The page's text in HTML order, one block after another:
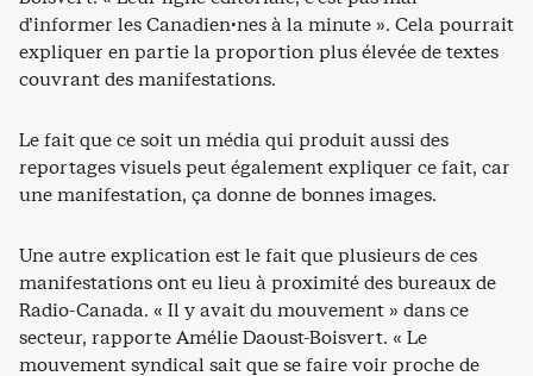
d’informer les Canadien·nes à la minute ». Cela pourrait
expliquer en partie la proportion plus élevée de textes
couvrant des manifestations.
Le fait que ce soit un média qui produit aussi des
reportages visuels peut également expliquer ce fait, car
une manifestation, ça donne de bonnes images.
Une autre explication est le fait que plusieurs de ces
manifestations ont eu lieu à proximité des bureaux de
Radio-Canada. « Il y avait du mouvement » dans ce
secteur, rapporte Amélie Daoust-Boisvert. « Le
mouvement syndical sait que se faire voir proche de